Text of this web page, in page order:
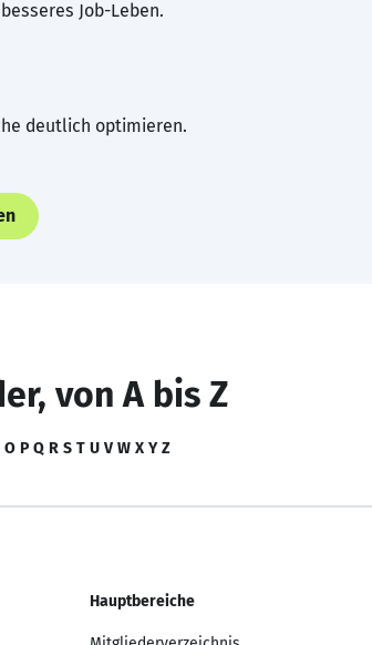
Job-Leben.
deutlich optimieren.
von A bis Z
O P Q R S T U V W X Y Z
Hauptbereiche